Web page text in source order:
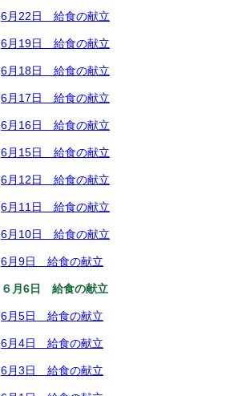
6月22日 給食の献立
6月19日 給食の献立
6月18日 給食の献立
6月17日 給食の献立
6月16日 給食の献立
6月15日 給食の献立
6月12日 給食の献立
6月11日 給食の献立
6月10日 給食の献立
6月9日 給食の献立
６月6日 給食の献立
6月5日 給食の献立
6月4日 給食の献立
6月3日 給食の献立